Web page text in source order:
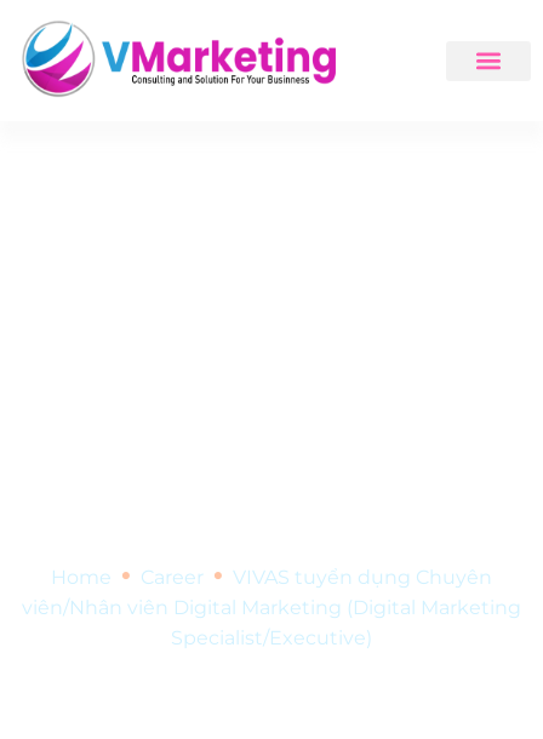
Home • Career • VIVAS tuyển dụng Chuyên
viên/Nhân viên Digital Marketing (Digital Marketing
Specialist/Executive)